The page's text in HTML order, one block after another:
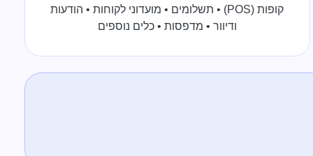
קופות (POS) • תשלומים • מועדוני לקוחות • הודעות
ודיוור • מדפסות • כלים נוספים